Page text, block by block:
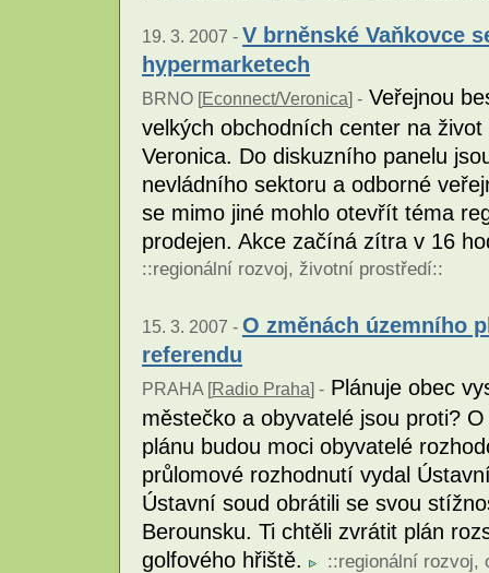
19. 3. 2007 - V brněnské Vaňkovce
hypermarketech
BRNO [Econnect/Veronica] - Veřejnou
velkých obchodních center na
Veronica. Do diskuzního panelu
nevládního sektoru a odborné
se mimo jiné mohlo otevřít téma
prodejen. Akce začíná zítra v 16
::regionální rozvoj, životní prostředí::
15. 3. 2007 - O změnách územního
referendu
PRAHA [Radio Praha] - Plánuje obec
městečko a obyvatelé jsou proti?
plánu budou moci obyvatelé
průlomové rozhodnutí vydal
Ústavní soud obrátili se svou
Berounsku. Ti chtěli zvrátit plán
golfového hřiště.
::regionální rozvoj,